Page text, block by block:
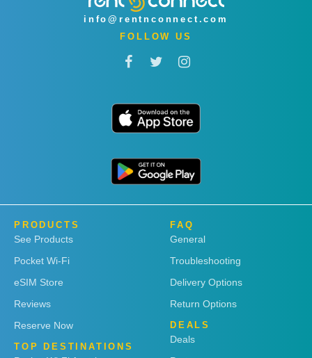
info@rentnconnect.com
FOLLOW US
PRODUCTS
See Products
Pocket Wi-Fi
eSIM Store
Reviews
Reserve Now
TOP DESTINATIONS
FAQ
General
Troubleshooting
Delivery Options
Return Options
DEALS
Deals